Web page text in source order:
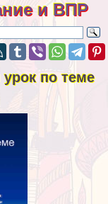
и ВПР
по теме